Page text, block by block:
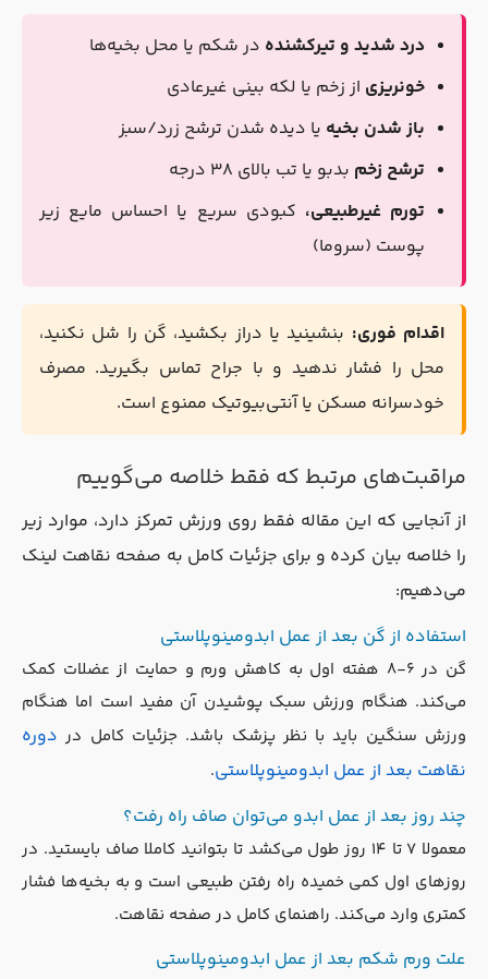
درد شدید و تیرکشندهدر شکم یا محل بخیه‌ها
خونریزیاز زخم یا لکه بینی غیرعادی
باز شدن بخیهیا دیده شدن ترشح زرد/سبز
ترشح زخمبدبو یا تب بالای ۳۸ درجه
تورم غیرطبیعی،کبودی سریع یا احساس مایع زیر
پوست (سروما)
اقدام فوری:بنشینید یا دراز بکشید، گن را شل نکنید،
محل را فشار ندهید و با جراح تماس بگیرید. مصرف
خودسرانه مسکن یا آنتی‌بیوتیک ممنوع است.
مراقبت‌های مرتبط که فقط خلاصه می‌گوییم
از آنجایی که این مقاله فقط روی ورزش تمرکز دارد، موارد زیر
را خلاصه بیان کرده و برای جزئیات کامل به صفحه نقاهت لینک
می‌دهیم:
استفاده از گن بعد از عمل ابدومینوپلاستی
گن در ۶-۸ هفته اول به کاهش ورم و حمایت از عضلات کمک
می‌کند. هنگام ورزش سبک پوشیدن آن مفید است اما هنگام
ورزش سنگین باید با نظر پزشک باشد. جزئیات کامل دردوره
نقاهت بعد از عمل ابدومینوپلاستی.
چند روز بعد از عمل ابدو می‌توان صاف راه رفت؟
معمولا ۷ تا ۱۴ روز طول می‌کشد تا بتوانید کاملا صاف بایستید. در
روزهای اول کمی خمیده راه رفتن طبیعی است و به بخیه‌ها فشار
کمتری وارد می‌کند. راهنمای کامل در صفحه نقاهت.
علت ورم شکم بعد از عمل ابدومینوپلاستی